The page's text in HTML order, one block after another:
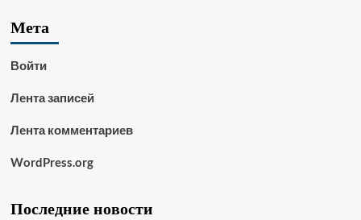
Мета
Войти
Лента записей
Лента комментариев
WordPress.org
Последние новости